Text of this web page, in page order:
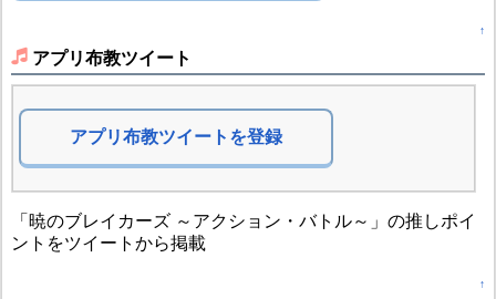
↑
アプリ布教ツイート
アプリ布教ツイートを登録
「暁のブレイカーズ ～アクション・バトル～」の推しポイ
ントをツイートから掲載
↑